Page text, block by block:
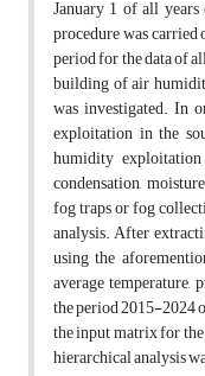
January 1 of all
procedure was
period for the data of
building of air
was investigated. In
exploitation in the
humidity
condensation,
fog traps or fog
analysis. After
using the
average temperature,
the period 2015-2024
the input matrix for
hierarchical analysis